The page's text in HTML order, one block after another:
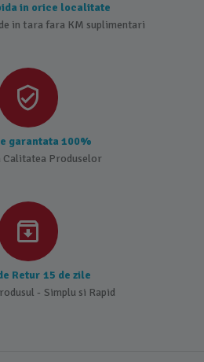
in orice localitate
in tara fara KM suplimentari
garantata 100%
Calitatea Produselor
Retur 15 de zile
- Simplu si Rapid